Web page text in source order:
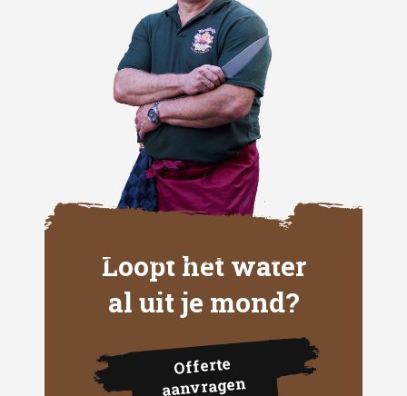
Loopt het water
al uit je mond?
Offerte
aanvragen